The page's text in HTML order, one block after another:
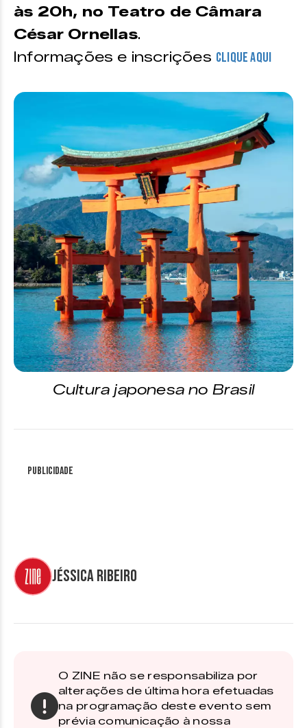
às 20h, no Teatro de Câmara
César Ornellas.
Informações e inscrições clique aqui
Cultura japonesa no Brasil
Publicidade
Jéssica Ribeiro
O ZINE não se responsabiliza por
alterações de última hora efetuadas
na programação deste evento sem
prévia comunicação à nossa